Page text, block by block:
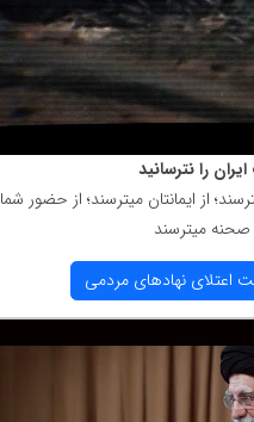
را نترسانید
از ایمانتان میترسند؛ از حضور شما
صحنه میترسند
اعتلای نهادهای مردمی